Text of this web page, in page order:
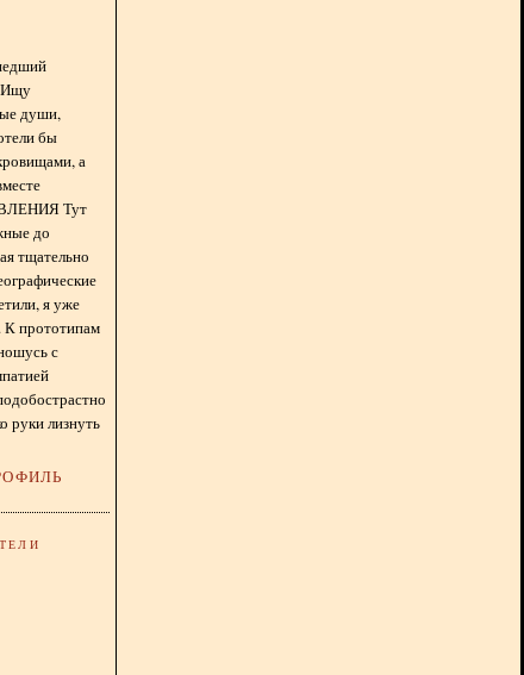
Ищу
души,
бы
а
Тут
до
тщательно
я уже
К прототипам
с
руки лизнуть